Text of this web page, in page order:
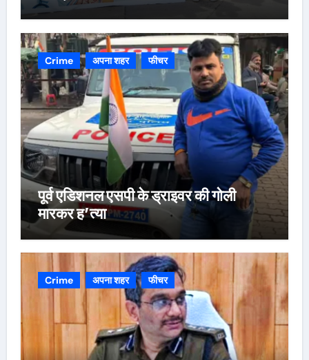
Crime अपना शहर फीचर
पूर्व एडिशनल एसपी के ड्राइवर की गोली
मारकर ह’त्या
Crime अपना शहर फीचर